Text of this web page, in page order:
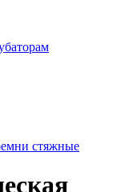
стяжные